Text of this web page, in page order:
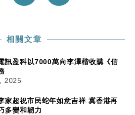
相關文章
訊盈科以7000萬向李澤楷收購《信
2025
家超祝市民蛇年如意吉祥 冀香港再
多變和韌力